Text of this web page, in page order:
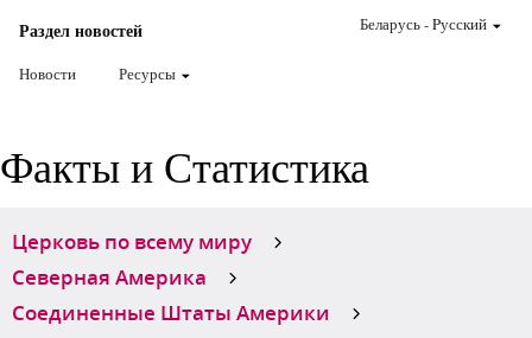
Раздел новостей
Новости Ресурсы
Беларусь-Pусский
Факты и Статистика
Церковь по всему миру
Северная Америка
Соединенные Штаты Америки